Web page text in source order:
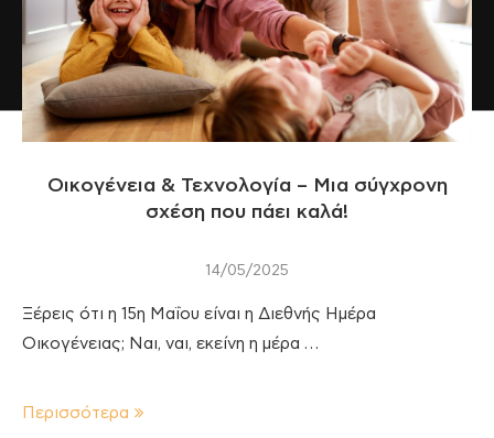
Οικογένεια & Τεχνολογία – Μια σύγχρονη
σχέση που πάει καλά!
14/05/2025
Ξέρεις ότι η 15η Μαΐου είναι η Διεθνής Ημέρα
Οικογένειας; Ναι, ναι, εκείνη η μέρα …
Περισσότερα